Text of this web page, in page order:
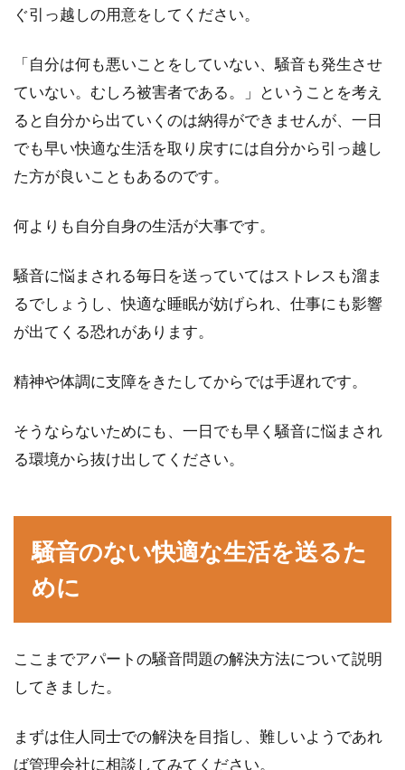
ぐ引っ越しの用意をしてください。
「自分は何も悪いことをしていない、騒音も発生させ
ていない。むしろ被害者である。」ということを考え
ると自分から出ていくのは納得ができませんが、一日
でも早い快適な生活を取り戻すには自分から引っ越し
た方が良いこともあるのです。
何よりも自分自身の生活が大事です。
騒音に悩まされる毎日を送っていてはストレスも溜ま
るでしょうし、快適な睡眠が妨げられ、仕事にも影響
が出てくる恐れがあります。
精神や体調に支障をきたしてからでは手遅れです。
そうならないためにも、一日でも早く騒音に悩まされ
る環境から抜け出してください。
騒音のない快適な生活を送るた
めに
ここまでアパートの騒音問題の解決方法について説明
してきました。
まずは住人同士での解決を目指し、難しいようであれ
ば管理会社に相談してみてください。